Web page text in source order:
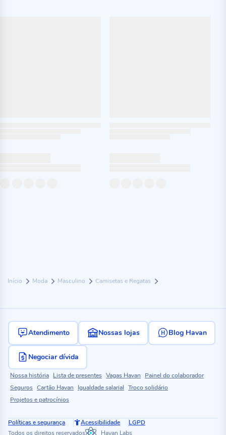
Início Moda Masculino Camisetas e Regatas
Atendimento Nossas lojas Blog Havan
Negociar dívida
Nossa história Lista de presentes Vagas Havan
Painel do colaborador
Seguros Cartão Havan Igualdade salarial Troco solidário
Projetos e patrocínios
Políticas e segurança Acessibilidade
LGPD
Todos os direitos reservados
Havan Labs